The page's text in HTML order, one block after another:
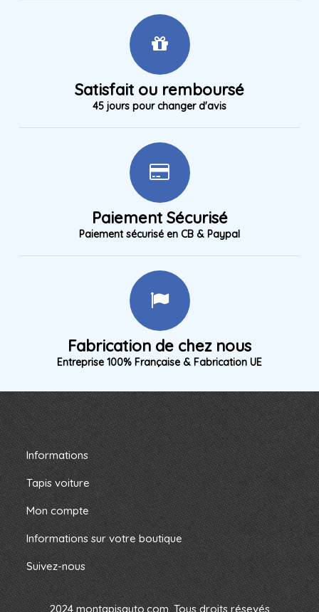
Satisfait ou remboursé
45 jours pour changer d'avis
Paiement Sécurisé
Paiement sécurisé en CB & Paypal
Fabrication de chez nous
Entreprise 100% Française & Fabrication UE
Informations
Tapis voiture
Mon compte
Informations sur votre boutique
Suivez-nous
2024 montapisauto.com. Tous droits résevés